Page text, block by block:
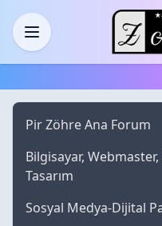
Skip to main content
Menü
Pir Zöhre Ana Forum
Bilgisayar,
Tasarım
Sosyal Medya-Dijital